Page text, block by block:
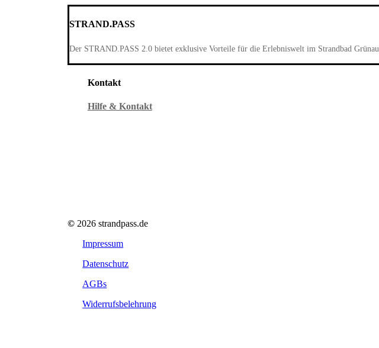
STRAND.PASS
Der STRAND.PASS 2.0 bietet exklusive Vorteile für die Erlebniswelt im Strandbad Grünau.
Kontakt
Hilfe & Kontakt
© 2026 strandpass.de
Impressum
Datenschutz
AGBs
Widerrufsbelehrung